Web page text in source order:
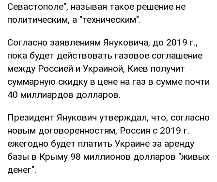
Севастополе", называя такое решение не
политическим, а "техническим".
Согласно заявлениям Януковича, до 2019 г.,
пока будет действовать газовое соглашение
между Россией и Украиной, Киев получит
суммарную скидку в цене на газ в сумме почти
40 миллиардов долларов.
Президент Янукович утверждал, что, согласно
новым договоренностям, Россия с 2019 г.
ежегодно будет платить Украине за аренду
базы в Крыму 98 миллионов долларов "живых
денег".